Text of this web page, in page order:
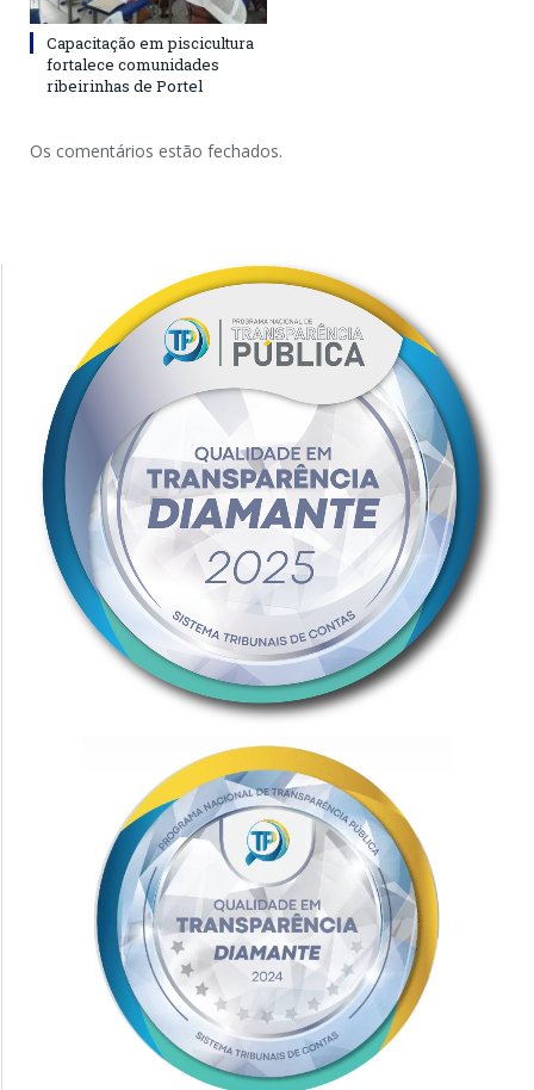
Capacitação em piscicultura
fortalece comunidades
ribeirinhas de Portel
Os comentários estão fechados.